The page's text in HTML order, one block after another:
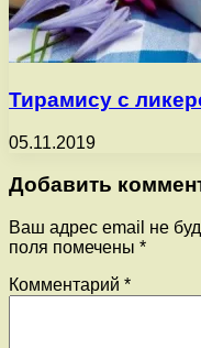
Тирамису с
05.11.2019
Добавить
Ваш адрес email не
поля помечены *
Комментарий *